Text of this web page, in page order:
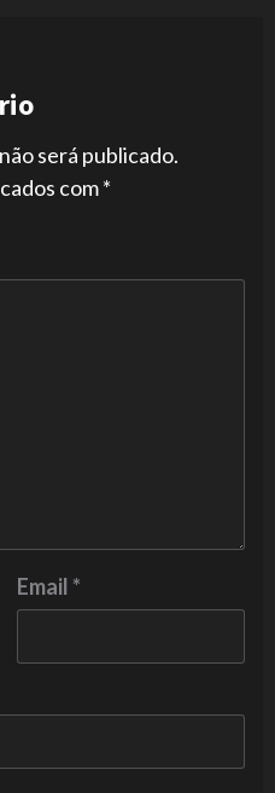
será publicado.
com*
Email*